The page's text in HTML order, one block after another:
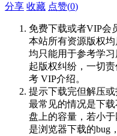
分享 收藏 点赞(0)
免费下载或者VIP会
本站所有资源版权
均只能用于参考学习
起版权纠纷，一切
考 VIP介绍。
提示下载完但解压或
最常见的情况是下
盘上的容量，若小
是浏览器下载的bug